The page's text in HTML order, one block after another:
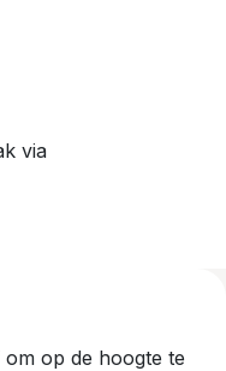
via
op de hoogte te